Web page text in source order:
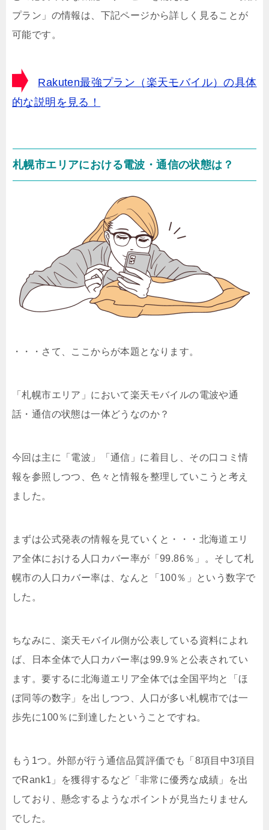
プラン」の情報は、下記ページから詳しく見ることが
可能です。
Rakuten最強プラン（楽天モバイル）の具体
的な説明を見る！
札幌市エリアにおける電波・通信の状態は？
・・・さて、ここからが本題となります。
「札幌市エリア」において楽天モバイルの電波や通
話・通信の状態は一体どうなのか？
今回は主に「電波」「通信」に着目し、その口コミ情
報を参照しつつ、色々と情報を整理していこうと考え
ました。
まずは公式発表の情報を見ていくと・・・北海道エリ
ア全体における人口カバー率が「99.86％」。そして札
幌市の人口カバー率は、なんと「100％」という数字で
した。
ちなみに、楽天モバイル側が公表している資料によれ
ば、日本全体で人口カバー率は99.9％と公表されてい
ます。要するに北海道エリア全体では全国平均と「ほ
ぼ同等の数字」を出しつつ、人口が多い札幌市では一
歩先に100％に到達したということですね。
もう1つ。外部が行う通信品質評価でも「8項目中3項目
でRank1」を獲得するなど「非常に優秀な成績」を出
しており、懸念するようなポイントが見当たりません
でした。